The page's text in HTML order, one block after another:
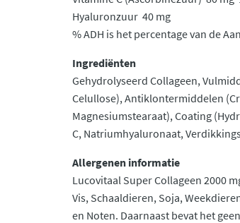
Hyaluronzuur 40 mg
% ADH is het percentage van de
Ingrediënten
Gehydrolyseerd Collageen,
Celullose), Antiklontermiddelen
Magnesiumstearaat), Coating
C, Natriumhyaluronaat,
Allergenen informatie
Lucovitaal Super Collageen 2000
Vis, Schaaldieren, Soja,
en Noten. Daarnaast bevat het